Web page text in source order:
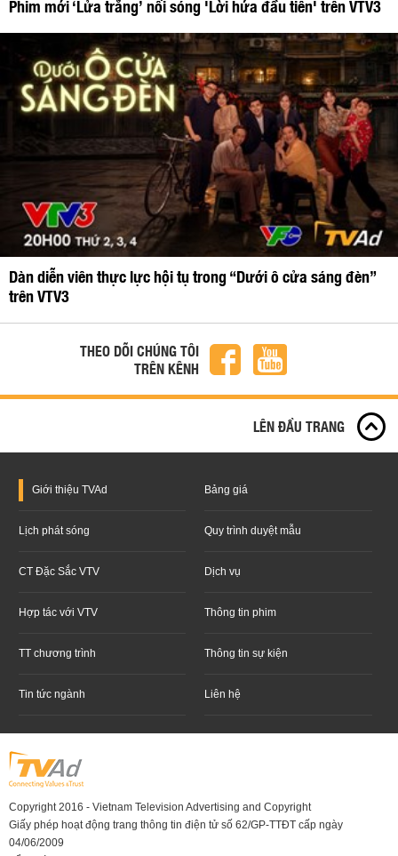
Phim mới ‘Lửa trắng’ nối sóng 'Lời hứa đầu tiên' trên VTV3
Dàn diễn viên thực lực hội tụ trong “Dưới ô cửa sáng đèn”
trên VTV3
THEO DÕI CHÚNG TÔI
TRÊN KÊNH
LÊN ĐẦU TRANG
Giới thiệu TVAd Bảng giá
Lịch phát sóng Quy trình duyệt mẫu
CT Đặc Sắc VTV Dịch vụ
Hợp tác với VTV Thông tin phim
TT chương trình Thông tin sự kiện
Tin tức ngành Liên hệ
Copyright 2016 - Vietnam Television Advertising and Copyright
Giấy phép hoạt động trang thông tin điện tử số 62/GP-TTĐT cấp ngày
04/06/2009